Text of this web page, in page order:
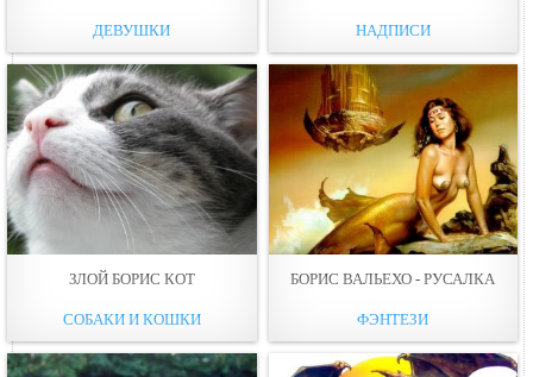
ДЕВУШКИ НАДПИСИ
ЗЛОЙ БОРИС КОТ
СОБАКИ И КОШКИ
БОРИС ВАЛЬЕХО - РУСАЛКА
ФЭНТЕЗИ